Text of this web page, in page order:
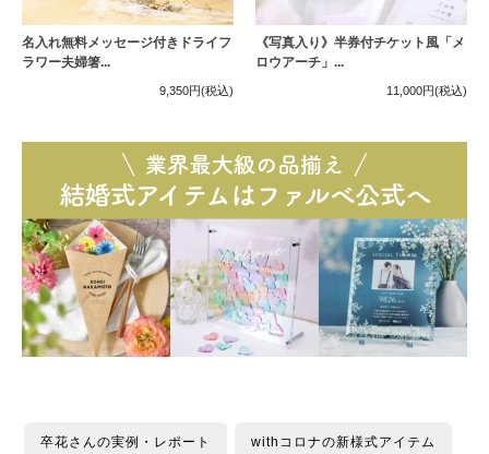
名入れ無料メッセージ付きドライフ
ラワー夫婦箸...
9,350円(税込)
《写真入り》半券付チケット風「メ
ロウアーチ」...
11,000円(税込)
卒花さんの実例・レポート withコロナの新様式アイテム